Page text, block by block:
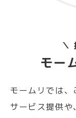
＼
モー
モームリでは
サービス提供